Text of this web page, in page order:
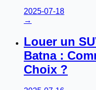
2025-07-18
→
Louer un
Batna :
Choix ?